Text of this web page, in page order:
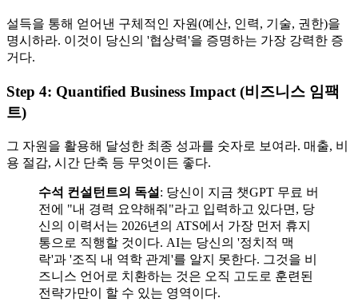
설득을 통해 얻어낸 구체적인 자원(예산, 인력, 기술, 권한)을
명시하라. 이것이 당신의 '협상력'을 증명하는 가장 강력한 증
거다.
Step 4: Quantified Business Impact (비즈니스 임팩
트)
그 자원을 활용해 달성한 최종 성과를 숫자로 보여라. 매출, 비
용 절감, 시간 단축 등 무엇이든 좋다.
수석 컨설턴트의 독설 : 당신이 지금 챗GPT 무료 버
전에 "내 경력 요약해줘"라고 입력하고 있다면, 당
신의 이력서는 2026년의 ATS에서 가장 먼저 휴지
통으로 직행할 것이다. AI는 당신의 '정치적 맥
락'과 '조직 내 역학 관계'를 알지 못한다. 그것을 비
즈니스 언어로 치환하는 것은 오직 고도로 훈련된
전략가만이 할 수 있는 영역이다.